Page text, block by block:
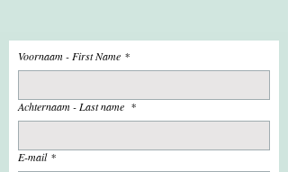
Voornaam - First Name *
Achternaam - Last name *
E-mail *